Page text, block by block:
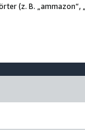
(z. B. „ammazon“,